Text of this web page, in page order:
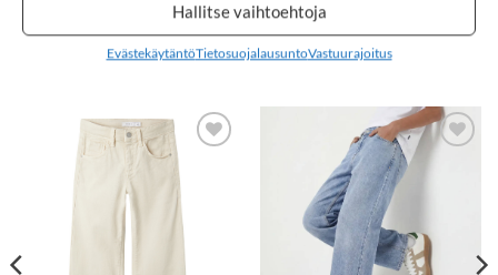
Hallitse vaihtoehtoja
EvästekäytäntöTietosuojalausuntoVastuurajoitus
LISÄÄ
SUOSIKKEIHIN
LISÄÄ
SUOSIKKEIHIN